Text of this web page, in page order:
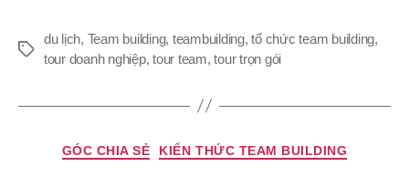
Thẻ
du lịch, Team building, teambuilding,tổ chức team building,
tour doanh nghiệp,tour team,tour trọn gói
Chuyên
GÓC CHIA SẺ KIẾN THỨC TEAM BUILDING